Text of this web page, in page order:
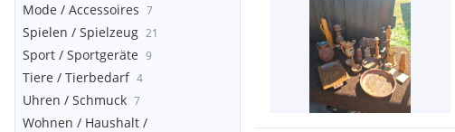
Mode / Accessoires 7
Spielen / Spielzeug 21
Sport / Sportgeräte 9
Tiere / Tierbedarf 4
Uhren / Schmuck 7
Wohnen / Haushalt /